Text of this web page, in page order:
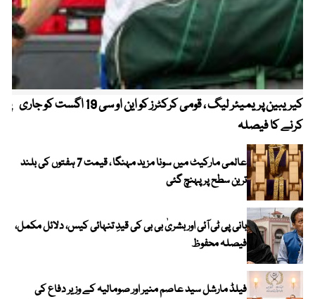
کیریبین پریمیئر لیگ ، قومی کرکٹرز کو این او سی 19 اگست کو جاری
کرنے کا فیصلہ
عالمی مارکیٹ میں سونا مزید مہنگا ، قیمت 7 ہفتوں کی بلند
ترین سطح پر پہنچ گئی
بانی پی ٹی آئی اور بشریٰ بی بی کی قیدِ تنہائی کیس، دلائل مکمل،
فیصلہ محفوظ
فیلڈ مارشل سید عاصم منیر اور صومالیہ کے وزیر دفاع کی